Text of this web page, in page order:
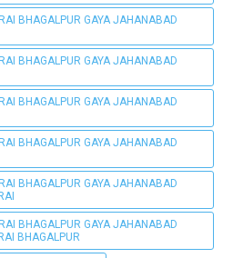
BHAGALPUR GAYA JAHANABAD
BHAGALPUR GAYA JAHANABAD
BHAGALPUR GAYA JAHANABAD
BHAGALPUR GAYA JAHANABAD
BHAGALPUR GAYA JAHANABAD
BHAGALPUR GAYA JAHANABAD
BHAGALPUR